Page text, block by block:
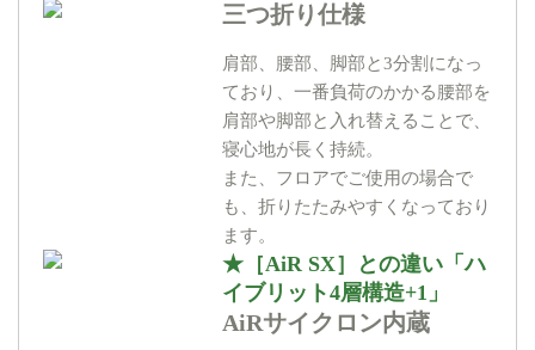
三つ折り仕様
肩部、腰部、脚部と3分割になっ
ており、一番負荷のかかる腰部を
肩部や脚部と入れ替えることで、
寝心地が長く持続。
また、フロアでご使用の場合で
も、折りたたみやすくなっており
ます。
★［AiR SX］との違い「ハ
イブリット4層構造+1」
AiRサイクロン内蔵